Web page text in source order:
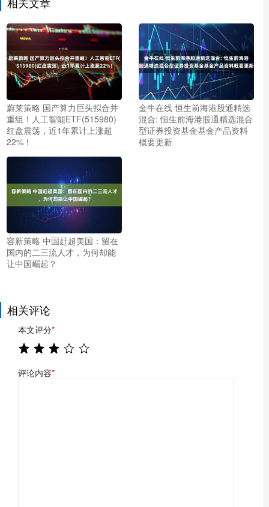
蔚莱策略 国产算力巨头拟合并
重组！人工智能ETF(515980)
红盘震荡，近1年累计上涨超
22%！
金牛在线 恒生前海港股通精选
混合: 恒生前海港股通精选混合
型证券投资基金基金产品资料
概要更新
容新策略 中国赶超美国：留在
国内的二三流人才，为何却能
让中国崛起？
相关评论
本文评分*
评论内容*